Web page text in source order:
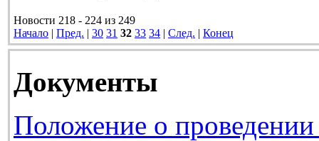
Новости 218 - 224 из 249
Начало | Пред. | 30 31 32 33 34 | След. | Конец
Документы
Положение о проведении